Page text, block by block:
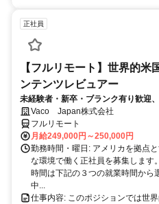
正社員
【フルリモート】世界的米
ンテンツレビュアー
未経験者・新卒・ブランク有り歓迎
完全リモート
Vaco Japan株式会社
フルリモート
月給249,000円～250,000円
勤務時間・曜日: アメリカを拠点
な環境で働く正社員を募集します
時間は下記の３つの就業時間から
中...
仕事内容: このポジションでは世